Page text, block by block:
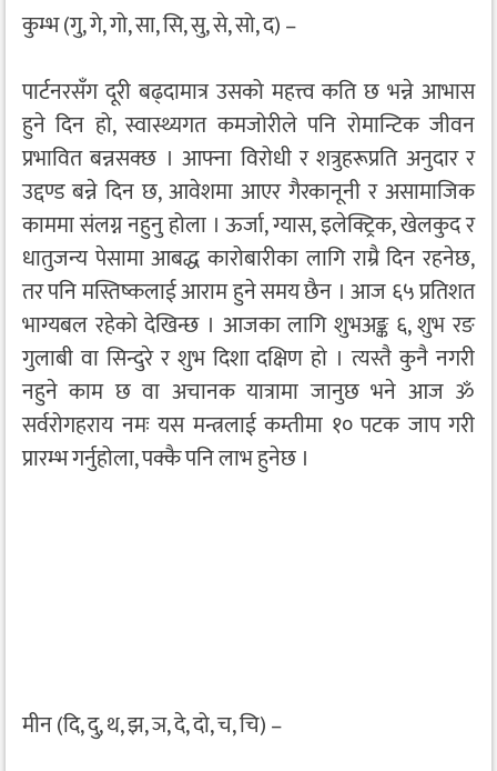
कुम्भ (गु, गे, गो, सा, सि, सु, से, सो, द) –
पार्टनरसँग दूरी बढ्दामात्र उसको महत्त्व कति छ भन्ने आभास
हुने दिन हो, स्वास्थ्यगत कमजोरीले पनि रोमान्टिक जीवन
प्रभावित बन्नसक्छ । आफ्ना विरोधी र शत्रुहरूप्रति अनुदार र
उद्दण्ड बन्ने दिन छ, आवेशमा आएर गैरकानूनी र असामाजिक
काममा संलग्न नहुनु होला । ऊर्जा, ग्यास, इलेक्ट्रिक, खेलकुद र
धातुजन्य पेसामा आबद्ध कारोबारीका लागि राम्रै दिन रहनेछ,
तर पनि मस्तिष्कलाई आराम हुने समय छैन । आज ६५ प्रतिशत
भाग्यबल रहेको देखिन्छ । आजका लागि शुभअङ्क ६, शुभ रङ
गुलाबी वा सिन्दुरे र शुभ दिशा दक्षिण हो । त्यस्तै कुनै नगरी
नहुने काम छ वा अचानक यात्रामा जानुछ भने आज ॐ
सर्वरोगहराय नमः यस मन्त्रलाई कम्तीमा १० पटक जाप गरी
प्रारम्भ गर्नुहोला, पक्कै पनि लाभ हुनेछ ।
मीन (दि, दु, थ, झ, ञ, दे, दो, च, चि) –